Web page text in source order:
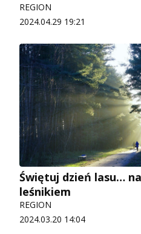
REGION
2024.04.29 19:21
Świętuj dzień lasu…
leśnikiem
REGION
2024.03.20 14:04